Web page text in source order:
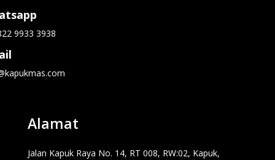
9933 3938
Alamat
Jalan Kapuk Raya No. 14, RT 008, RW:02, Kapuk,